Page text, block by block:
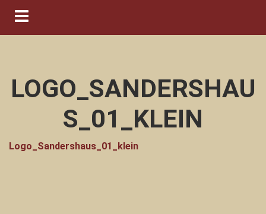
Navigation ein-/ausblenden
LOGO_SANDERSHAU
S_01_KLEIN
Logo_Sandershaus_01_klein